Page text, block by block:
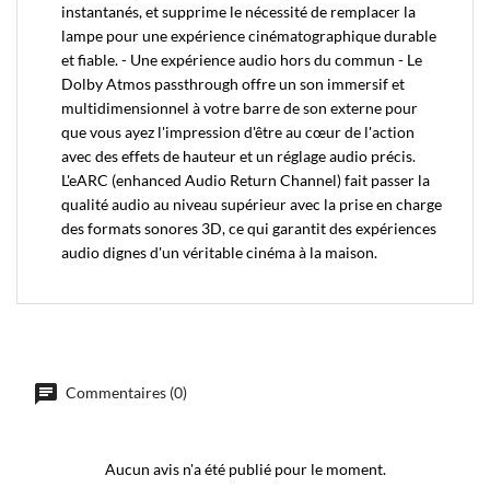
instantanés, et supprime le nécessité de remplacer la
lampe pour une expérience cinématographique durable
et fiable. - Une expérience audio hors du commun - Le
Dolby Atmos passthrough offre un son immersif et
multidimensionnel à votre barre de son externe pour
que vous ayez l'impression d'être au cœur de l'action
avec des effets de hauteur et un réglage audio précis.
L'eARC (enhanced Audio Return Channel) fait passer la
qualité audio au niveau supérieur avec la prise en charge
des formats sonores 3D, ce qui garantit des expériences
audio dignes d'un véritable cinéma à la maison.
Commentaires (0)
Aucun avis n'a été publié pour le moment.